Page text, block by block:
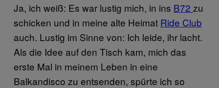
Ja, ich weiß: Es war lustig mich, in ins B72 zu
schicken und in meine alte Heimat Ride Club
auch. Lustig im Sinne von: Ich leide, ihr lacht.
Als die Idee auf den Tisch kam, mich das
erste Mal in meinem Leben in eine
Balkandisco zu entsenden, spürte ich so